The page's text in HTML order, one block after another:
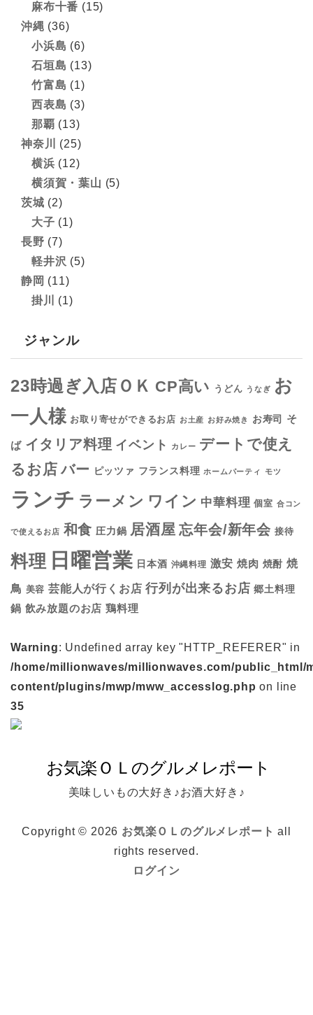
麻布十番 (15)
沖縄 (36)
小浜島 (6)
石垣島 (13)
竹富島 (1)
西表島 (3)
那覇 (13)
神奈川
(25)
横浜 (12)
横須賀・葉山 (5)
茨城 (2)
大子 (1)
長野 (7)
軽井沢 (5)
静岡 (11)
掛川
(1)
ジャンル
23時過ぎ入店ＯＫ CP高い うどん うなぎ お
一人様 お取り寄せができるお店 お土産 お好み焼き お寿司 そ
ば イタリア料理 イベント カレー デートで使え
るお店 バー ピッツァ フランス料理 ホームパーティ モツ
ランチ ラーメン ワイン 中華料理 個室 合コン
で使えるお店 和食 圧力鍋 居酒屋 忘年会/新年会 接待
料理 日曜営業 日本酒 沖縄料理 激安 焼肉 焼酎 焼
鳥 美容 芸能人が行くお店 行列が出来るお店 郷土料理
鍋 飲み放題のお店 鶏料理
Warning: Undefined array key "HTTP_REFERER" in
/home/millionwaves/millionwaves.com/public_html/
content/plugins/mwp/mww_accesslog.php on line
35
美味しいもの大好き♪お酒大好き♪
Copyright © 2026 お気楽ＯＬのグルメレポート all
rights reserved.
ログイン